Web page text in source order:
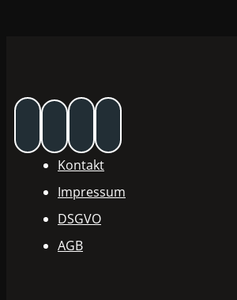
Kontakt
Impressum
DSGVO
AGB